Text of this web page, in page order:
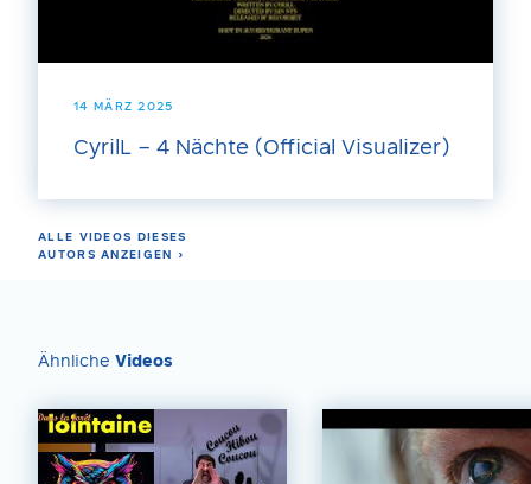
14 MÄRZ 2025
CyrilL – 4 Nächte (Official Visualizer)
ALLE VIDEOS DIESES
AUTORS ANZEIGEN ›
Ähnliche Videos